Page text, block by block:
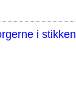
i stikken